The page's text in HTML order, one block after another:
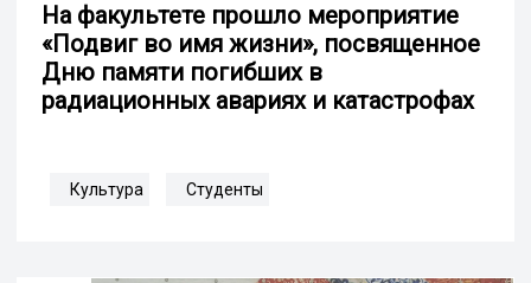
На факультете прошло мероприятие
«Подвиг во имя жизни», посвященное
Дню памяти погибших в
радиационных авариях и катастрофах
Культура Студенты